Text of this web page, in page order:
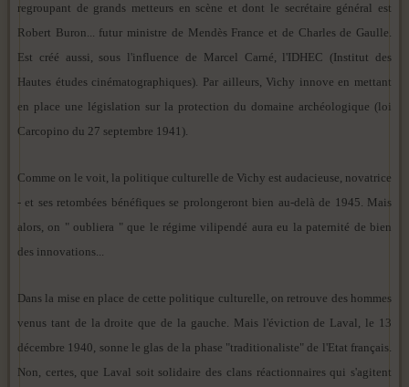
regroupant de grands metteurs en scène et dont le secrétaire général est
Robert Buron... futur ministre de Mendès France et de Charles de Gaulle.
Est créé aussi, sous l'influence de Marcel Carné, l'IDHEC (Institut des
Hautes études cinématographiques). Par ailleurs, Vichy innove en mettant
en place une législation sur la protection du domaine archéologique (loi
Carcopino du 27 septembre 1941).
Comme on le voit, la politique culturelle de Vichy est audacieuse, novatrice
- et ses retombées bénéfiques se prolongeront bien au-delà de 1945. Mais
alors, on " oubliera " que le régime vilipendé aura eu la paternité de bien
des innovations...
Dans la mise en place de cette politique culturelle, on retrouve des hommes
venus tant de la droite que de la gauche. Mais l'éviction de Laval, le 13
décembre 1940, sonne le glas de la phase "traditionaliste" de l'Etat français.
Non, certes, que Laval soit solidaire des clans réactionnaires qui s'agitent